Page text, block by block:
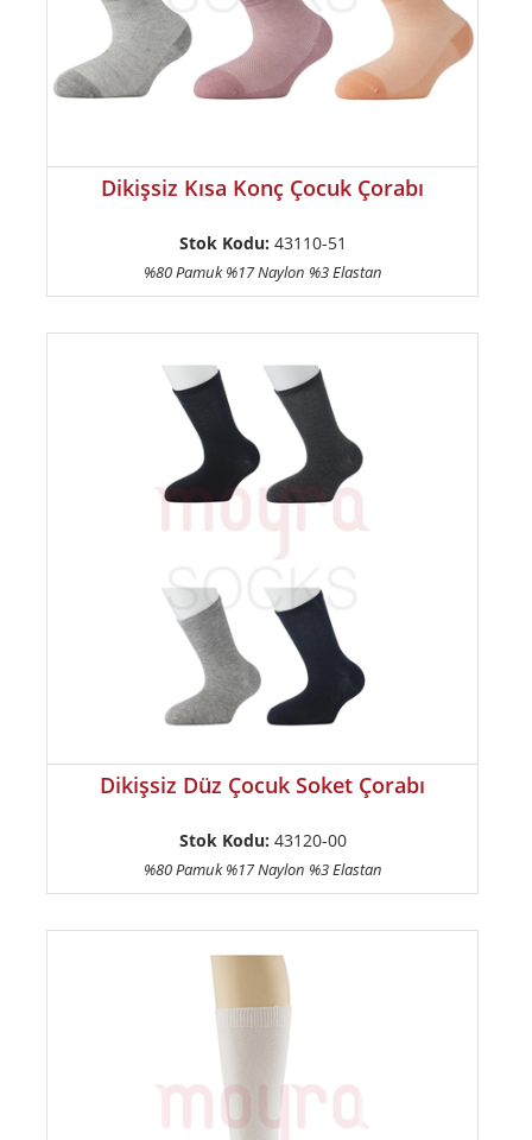
Dikişsiz Kısa Konç Çocuk Çorabı
Stok Kodu: 43110-51
%80 Pamuk %17 Naylon %3 Elastan
Dikişsiz Düz Çocuk Soket Çorabı
Stok Kodu: 43120-00
%80 Pamuk %17 Naylon %3 Elastan